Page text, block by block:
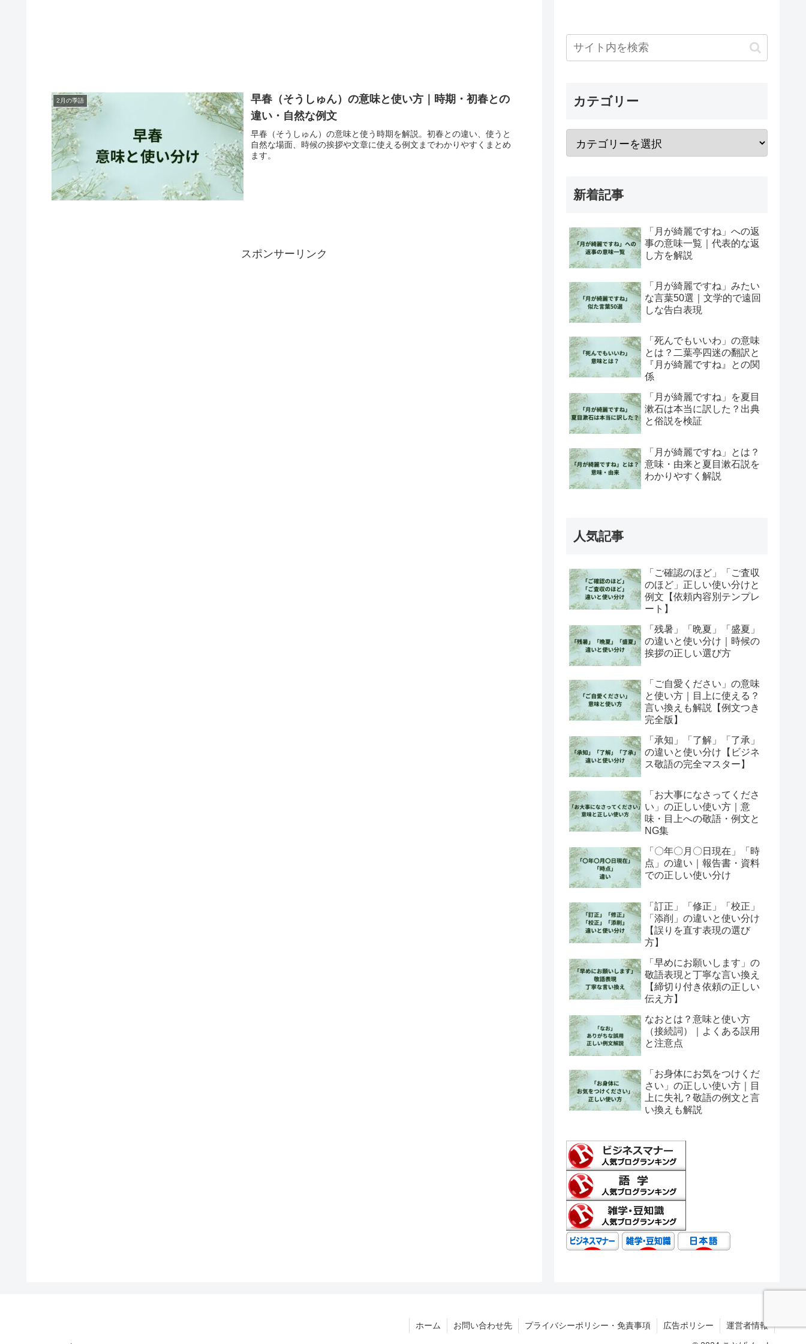
2月の季語
早春（そうしゅん）の意味と使い方｜時期・初春との
違い・自然な例文
早春（そうしゅん）の意味と使う時期を解説。初春との違い、使うと
自然な場面、時候の挨拶や文章に使える例文までわかりやすくまとめ
ます。
スポンサーリンク
カテゴリー
新着記事
「月が綺麗ですね」への返
事の意味一覧｜代表的な返
し方を解説
「月が綺麗ですね」みたい
な言葉50選｜文学的で遠回
しな告白表現
「死んでもいいわ」の意味
とは？二葉亭四迷の翻訳と
『月が綺麗ですね』との関
係
「月が綺麗ですね」を夏目
漱石は本当に訳した？出典
と俗説を検証
「月が綺麗ですね」とは？
意味・由来と夏目漱石説を
わかりやすく解説
人気記事
「ご確認のほど」「ご査収
のほど」正しい使い分けと
例文【依頼内容別テンプレ
ート】
「残暑」「晩夏」「盛夏」
の違いと使い分け｜時候の
挨拶の正しい選び方
「ご自愛ください」の意味
と使い方｜目上に使える？
言い換えも解説【例文つき
完全版】
「承知」「了解」「了承」
の違いと使い分け【ビジネ
ス敬語の完全マスター】
「お大事になさってくださ
い」の正しい使い方｜意
味・目上への敬語・例文と
NG集
「〇年〇月〇日現在」「時
点」の違い｜報告書・資料
での正しい使い分け
「訂正」「修正」「校正」
「添削」の違いと使い分け
【誤りを直す表現の選び
方】
「早めにお願いします」の
敬語表現と丁寧な言い換え
【締切り付き依頼の正しい
伝え方】
なおとは？意味と使い方
（接続詞）｜よくある誤用
と注意点
「お身体にお気をつけくだ
さい」の正しい使い方｜目
上に失礼？敬語の例文と言
い換えも解説
ホーム お問い合わせ先 プライバシーポリシー・免責事項 広告ポリシー 運営者情報